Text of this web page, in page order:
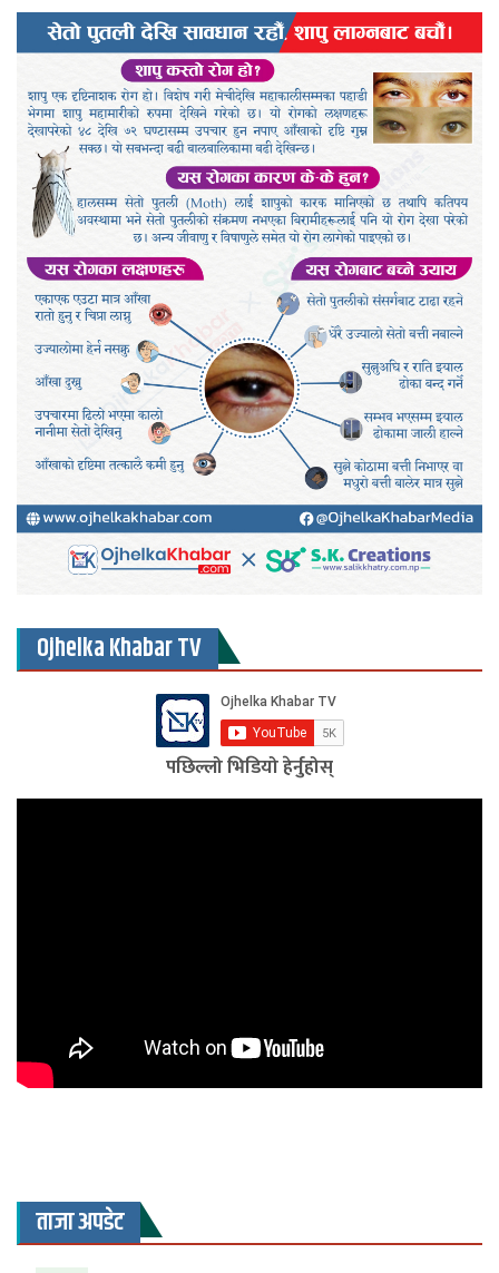
Ojhelka Khabar TV
पछिल्लो भिडियो हेर्नुहोस्
ताजा अपडेट